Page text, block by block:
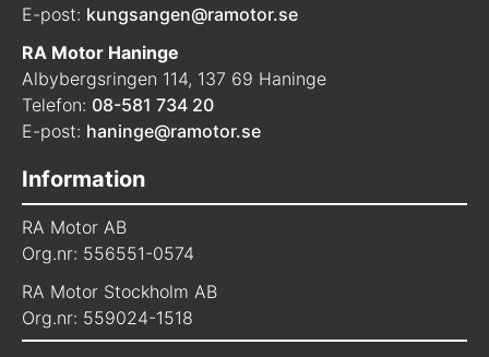
E-post: kungsangen@ramotor.se
RA Motor Haninge
Albybergsringen 114, 137 69 Haninge
Telefon: 08-581 734 20
E-post: haninge@ramotor.se
Information
RA Motor AB
Org.nr: 556551-0574
RA Motor Stockholm AB
Org.nr: 559024-1518